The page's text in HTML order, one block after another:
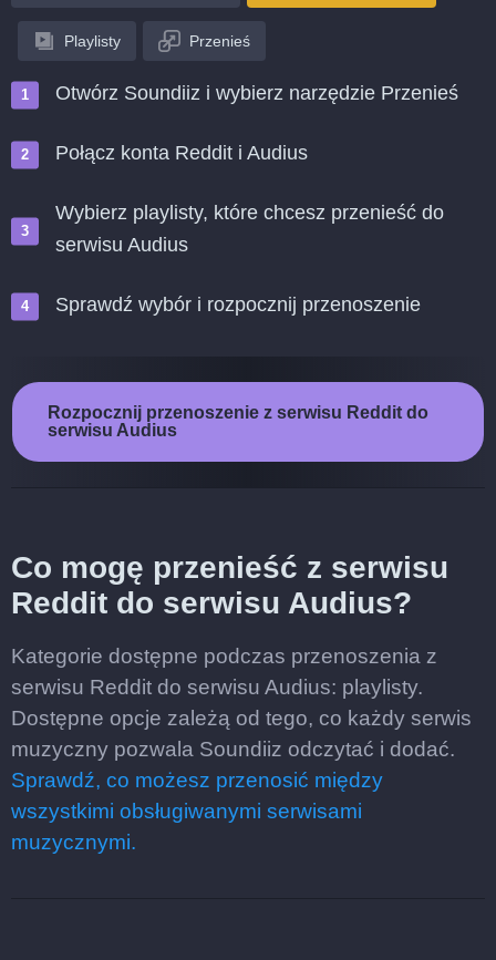
Playlisty Przenieś
Otwórz Soundiiz i wybierz narzędzie Przenieś
Połącz konta Reddit i Audius
Wybierz playlisty, które chcesz przenieść do
serwisu Audius
Sprawdź wybór i rozpocznij przenoszenie
Rozpocznij przenoszenie z serwisu Reddit do
serwisu Audius
Co mogę przenieść z serwisu
Reddit do serwisu Audius?
Kategorie dostępne podczas przenoszenia z
serwisu Reddit do serwisu Audius: playlisty.
Dostępne opcje zależą od tego, co każdy serwis
muzyczny pozwala Soundiiz odczytać i dodać.
Sprawdź, co możesz przenosić między
wszystkimi obsługiwanymi serwisami
muzycznymi.